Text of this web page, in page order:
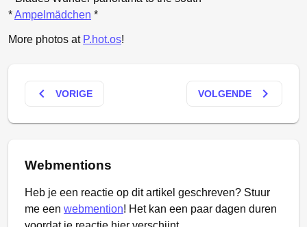
*Ampelmädchen *
More photos at P.hot.os!
keyboard_arrow_left VORIGE VOLGENDE keyboard_arrow_right
Webmentions
Heb je een reactie op dit artikel geschreven? Stuur
me een webmention! Het kan een paar dagen duren